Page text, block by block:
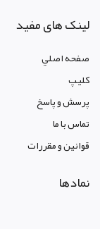
لینک های مفید
صفحه اصلي
کليپ
پرسش و پاسخ
تماس با ما
قوانين و مقررات
نمادها